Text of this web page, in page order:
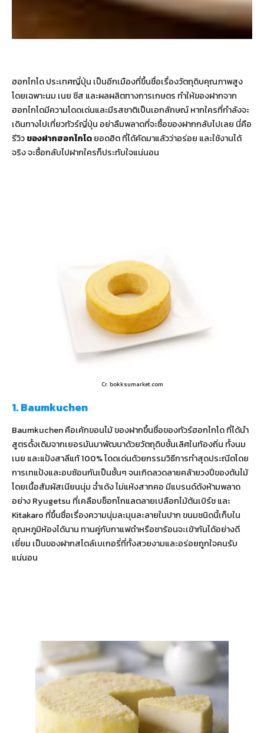
ฮอกไกโด ประเทศญี่ปุ่น เป็นอีกเมืองที่ขึ้นชื่อเรื่องวัตถุดิบคุณภาพสูง
โดยเฉพาะนม เนย ชีส และผลผลิตทางการเกษตร ทำให้ของฝากจาก
ฮอกไกโดมีความโดดเด่นและมีรสชาติเป็นเอกลักษณ์ หากใครที่กำลังจะ
เดินทางไปเที่ยวทัวร์ญี่ปุ่น อย่าลืมพลาดที่จะซื้อของฝากกลับไปเลย นี่คือ
รีวิวของฝากฮอกไกโดยอดฮิต ที่ได้คัดมาแล้วว่าอร่อย และใช้งานได้
จริง จะซื้อกลับไปฝากใครก็ประทับใจแน่นอน
Cr. bokksumarket.com
1. Baumkuchen
Baumkuchen คือเค้กขอนไม้ ของฝากขึ้นชื่อของทัวร์ฮอกไกโด ที่ได้นำ
สูตรดั้งเดิมจากเยอรมันมาพัฒนาด้วยวัตถุดิบชั้นเลิศในท้องถิ่น ทั้งนม
เนย และแป้งสาลีแท้ 100% โดดเด่นด้วยกรรมวิธีการทำสุดประณีตโดย
การเทแป้งและอบซ้อนกันเป็นชั้นๆ จนเกิดลวดลายคล้ายวงปีของต้นไม้
โดยเนื้อสัมผัสเนียนนุ่ม ฉ่ำเด้ง ไม่แห้งสากคอ มีแบรนด์ดังห้ามพลาด
อย่าง Ryugetsu ที่เคลือบช็อกโกแลตลายเปลือกไม้ต้นเบิร์ช และ
Kitakaro ที่ขึ้นชื่อเรื่องความนุ่มละมุนละลายในปาก ขนมชนิดนี้เก็บใน
อุณหภูมิห้องได้นาน ทานคู่กับกาแฟดำหรือชาร้อนจะเข้ากันได้อย่างดี
เยี่ยม เป็นของฝากสไตล์เบเกอรี่ที่ทั้งสวยงามและอร่อยถูกใจคนรับ
แน่นอน